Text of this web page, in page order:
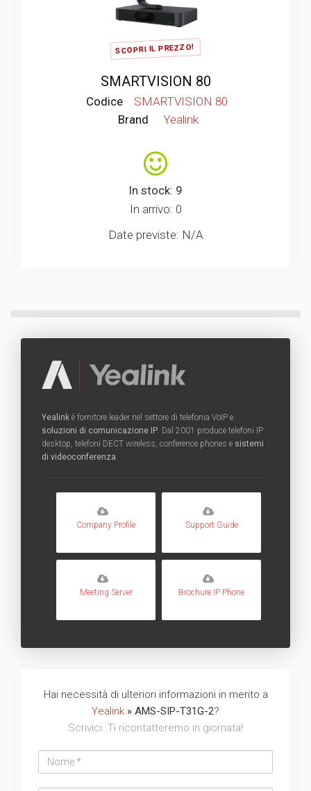
SCOPRI IL PREZZO!
SMARTVISION 80
Codice
SMARTVISION 80
Brand
Yealink
In stock: 9
In arrivo: 0
Date previste: N/A
Yealink è fornitore leader nel settore di telefonia VoIP e
soluzioni di comunicazione IP. Dal 2001 produce telefoni IP
desktop, telefoni DECT wireless, conference phones e sistemi
di videoconferenza.
Company Profile Support Guide
Meeting Server Brochure IP Phone
Hai necessità di ulteriori informazioni in merito a
Yealink » AMS-SIP-T31G-2?
Scrivici. Ti ricontatteremo in giornata!